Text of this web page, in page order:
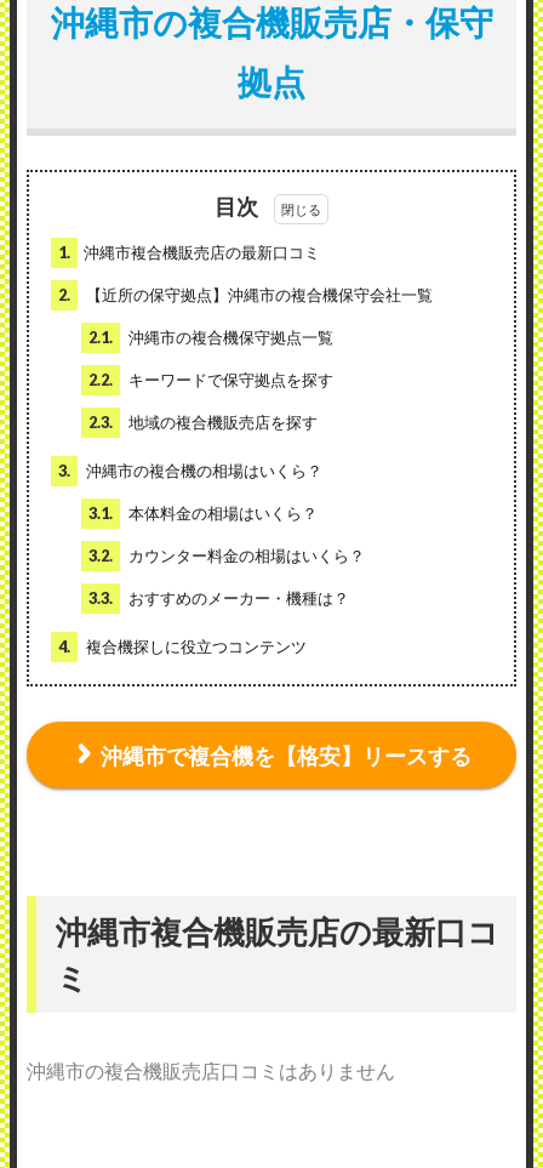
沖縄市の複合機販売店・保守
拠点
目次
1. 沖縄市複合機販売店の最新口コミ
2. 【近所の保守拠点】沖縄市の複合機保守会社一覧
2.1. 沖縄市の複合機保守拠点一覧
2.2. キーワードで保守拠点を探す
2.3. 地域の複合機販売店を探す
3. 沖縄市の複合機の相場はいくら？
3.1. 本体料金の相場はいくら？
3.2. カウンター料金の相場はいくら？
3.3. おすすめのメーカー・機種は？
4. 複合機探しに役立つコンテンツ
沖縄市で複合機を【格安】リースする
沖縄市複合機販売店の最新口コ
ミ
沖縄市の複合機販売店口コミはありません